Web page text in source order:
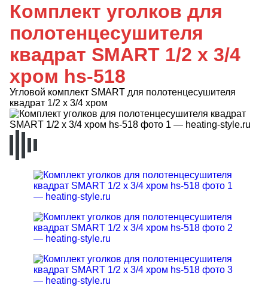
Комплект уголков для
полотенцесушителя
квадрат SMART 1/2 х 3/4
хром hs-518
Угловой комплект SMART для полотенцесушителя
квадрат 1/2 х 3/4 хром